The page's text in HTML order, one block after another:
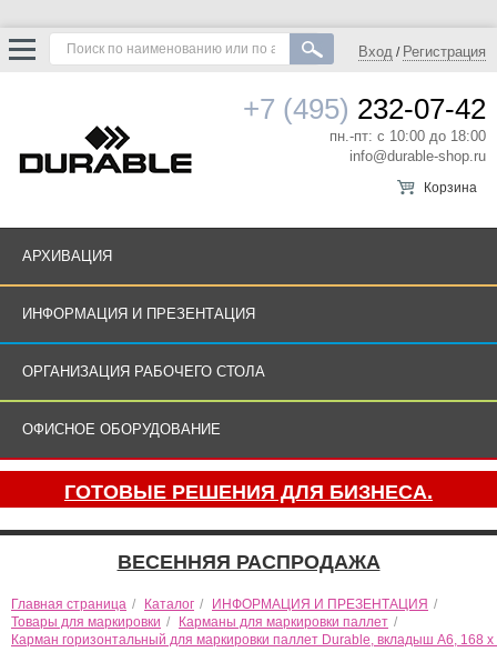
Вход / Регистрация
+7 (495) 232-07-42
пн.-пт: с 10:00 до 18:00
info@durable-shop.ru
Корзина
АРХИВАЦИЯ
ИНФОРМАЦИЯ И ПРЕЗЕНТАЦИЯ
ОРГАНИЗАЦИЯ РАБОЧЕГО СТОЛА
ОФИСНОЕ ОБОРУДОВАНИЕ
ГОТОВЫЕ РЕШЕНИЯ ДЛЯ БИЗНЕСА.
ВЕСЕННЯЯ РАСПРОДАЖА
Главная страница / Каталог / ИНФОРМАЦИЯ И ПРЕЗЕНТАЦИЯ /
Товары для маркировки / Карманы для маркировки паллет /
Карман горизонтальный для маркировки паллет Durable, вкладыш A6, 168